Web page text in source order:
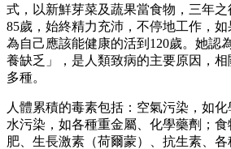
式，以新鮮芽菜及蔬果當食物，三年之
85歲，始終精力充沛，不停地工作，
為自己應該能健康的活到120歲。她認
養缺乏」，是人類致病的主要原因，
多種。
人體累積的毒素包括：空氣污染，如化
水污染，如各種重金屬、化學藥劑；
肥、生長激素（荷爾蒙）、抗生素、各